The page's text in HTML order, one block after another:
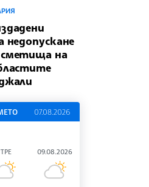
недопускане
на
07.08.2026
09.08.2026